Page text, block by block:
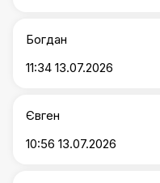
Богдан
11:34 13.07.2026
Євген
10:56 13.07.2026